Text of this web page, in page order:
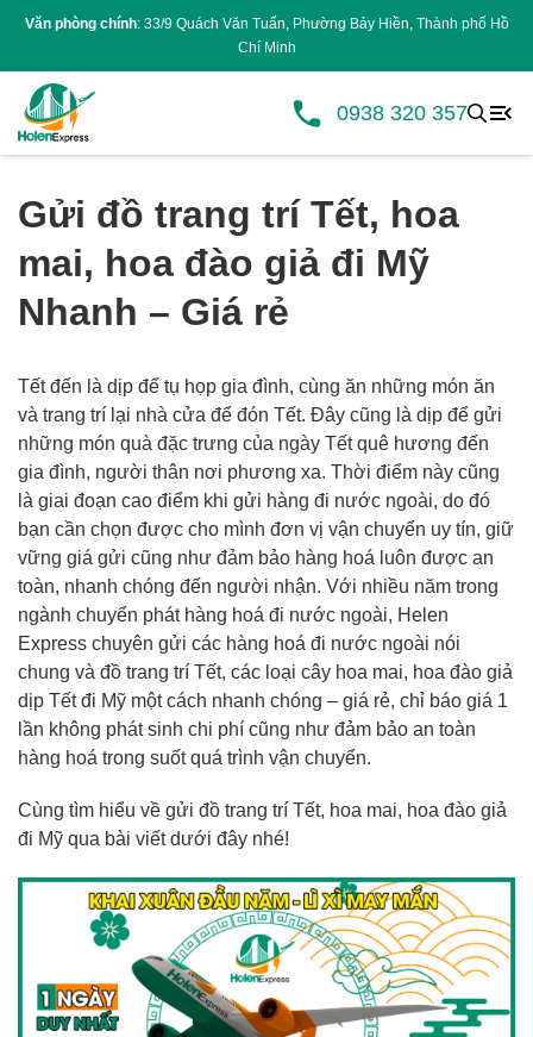
Văn phòng chính: 33/9 Quách Văn Tuấn, Phường Bảy Hiền, Thành phố Hồ
Chí Minh
0938 320 357
Gửi đồ trang trí Tết, hoa
mai, hoa đào giả đi Mỹ
Nhanh – Giá rẻ
Tết đến là dịp để tụ họp gia đình, cùng ăn những món ăn
và trang trí lại nhà cửa để đón Tết. Đây cũng là dịp để gửi
những món quà đặc trưng của ngày Tết quê hương đến
gia đình, người thân nơi phương xa. Thời điểm này cũng
là giai đoạn cao điểm khi gửi hàng đi nước ngoài, do đó
bạn cần chọn được cho mình đơn vị vận chuyển uy tín, giữ
vững giá gửi cũng như đảm bảo hàng hoá luôn được an
toàn, nhanh chóng đến người nhận. Với nhiều năm trong
ngành chuyển phát hàng hoá đi nước ngoài, Helen
Express chuyên gửi các hàng hoá đi nước ngoài nói
chung và đồ trang trí Tết, các loại cây hoa mai, hoa đào giả
dịp Tết đi Mỹ một cách nhanh chóng – giá rẻ, chỉ báo giá 1
lần không phát sinh chi phí cũng như đảm bảo an toàn
hàng hoá trong suốt quá trình vận chuyển.
Cùng tìm hiểu về gửi đồ trang trí Tết, hoa mai, hoa đào giả
đi Mỹ qua bài viết dưới đây nhé!